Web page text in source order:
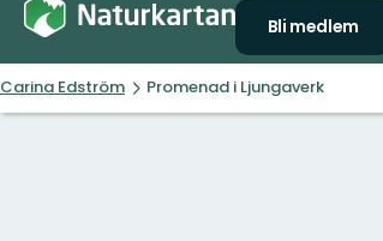
Bli medlem
Carina Edström Promenad i Ljungaverk